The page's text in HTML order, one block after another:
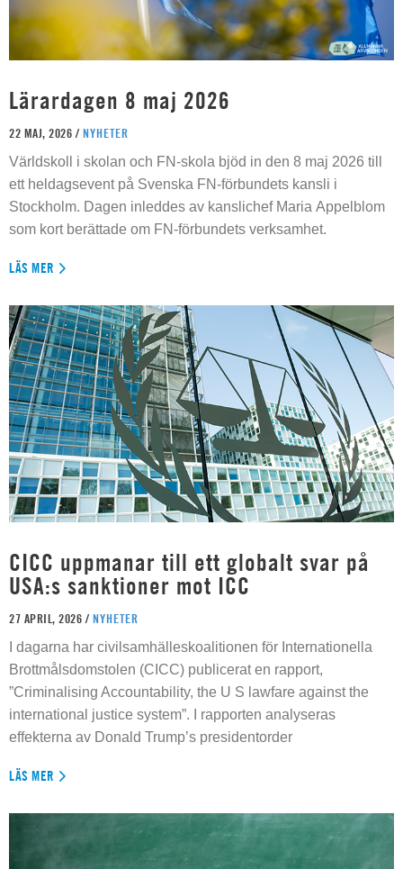
Lärardagen 8 maj 2026
22 MAJ, 2026 / NYHETER
Världskoll i skolan och FN-skola bjöd in den 8 maj 2026 till
ett heldagsevent på Svenska FN-förbundets kansli i
Stockholm. Dagen inleddes av kanslichef Maria Appelblom
som kort berättade om FN-förbundets verksamhet.
LÄS MER
CICC uppmanar till ett globalt svar på
USA:s sanktioner mot ICC
27 APRIL, 2026 / NYHETER
I dagarna har civilsamhälleskoalitionen för Internationella
Brottmålsdomstolen (CICC) publicerat en rapport,
”Criminalising Accountability, the U S lawfare against the
international justice system”. I rapporten analyseras
effekterna av Donald Trump’s presidentorder
LÄS MER